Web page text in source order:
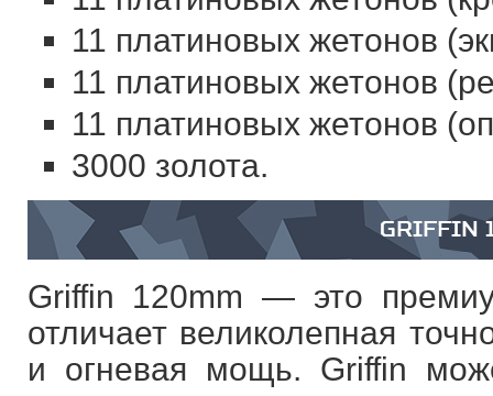
11 платиновых жетонов
11 платиновых жетонов
11 платиновых жетонов
3000 золота.
GRIFFIN
Griffin 120mm — это
отличает великолепная
и огневая мощь. Griffin